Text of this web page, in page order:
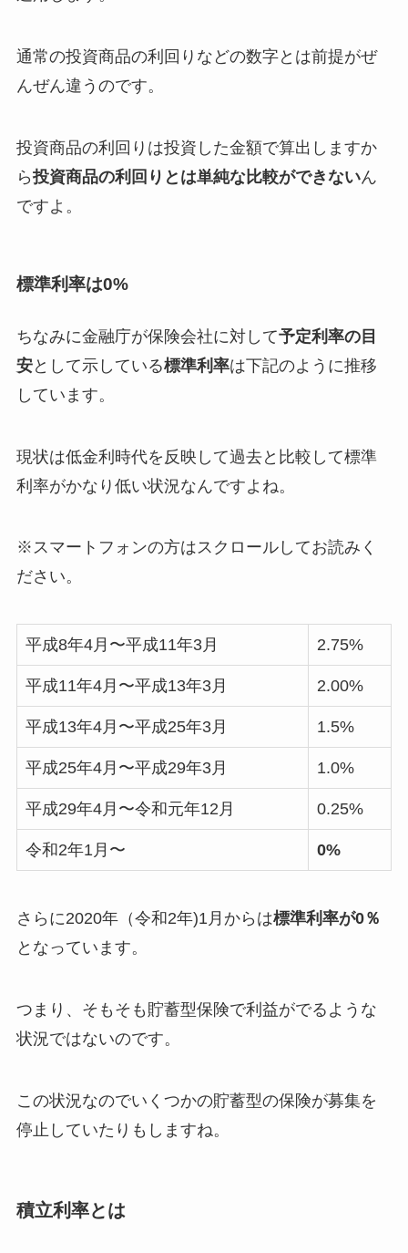
通常の投資商品の利回りなどの数字とは前提がぜ
んぜん違うのです。
投資商品の利回りは投資した金額で算出しますか
ら投資商品の利回りとは単純な比較ができないん
ですよ。
標準利率は0%
ちなみに金融庁が保険会社に対して予定利率の目
安として示している標準利率は下記のように推移
しています。
現状は低金利時代を反映して過去と比較して標準
利率がかなり低い状況なんですよね。
※スマートフォンの方はスクロールしてお読みく
ださい。
平成8年4月〜平成11年3月 2.75%
平成11年4月〜平成13年3月 2.00%
平成13年4月〜平成25年3月 1.5%
平成25年4月〜平成29年3月 1.0%
平成29年4月〜令和元年12月 0.25%
令和2年1月〜 0%
さらに2020年（令和2年)1月からは標準利率が0％
となっています。
つまり、そもそも貯蓄型保険で利益がでるような
状況ではないのです。
この状況なのでいくつかの貯蓄型の保険が募集を
停止していたりもしますね。
積立利率とは